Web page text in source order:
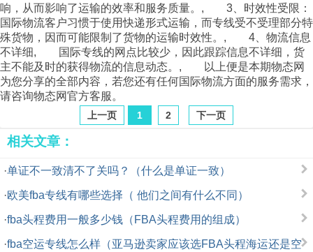
响，从而影响了运输的效率和服务质量。, 3、时效性受限：
国际物流客户习惯于使用快递形式运输，而专线受不受理部分特
殊货物，因而可能限制了货物的运输时效性。, 4、物流信息
不详细, 国际专线的网点比较少，因此跟踪信息不详细，货
主不能及时的获得物流的信息动态。, 以上便是本期物态网
为您分享的全部内容，若您还有任何国际物流方面的服务需求，
请咨询物态网官方客服。
上一页 1 2 下一页
相关文章：
·单证不一致清不了关吗？（什么是单证一致）
·欧美fba专线有哪些选择（ 他们之间有什么不同）
·fba头程费用一般多少钱（FBA头程费用的组成）
·fba空运专线怎么样（亚马逊卖家应该选FBA头程海运还是空